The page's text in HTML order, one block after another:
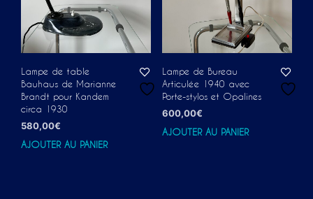
Lampe de table
Bauhaus de Marianne
Brandt pour Kandem
circa 1930
580,00€
AJOUTER AU PANIER
Lampe de Bureau
Articulée 1940 avec
Porte-stylos et Opalines
600,00€
AJOUTER AU PANIER